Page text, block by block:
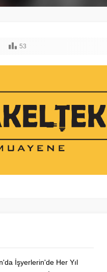
53
İşyerlerin'de Her Yıl